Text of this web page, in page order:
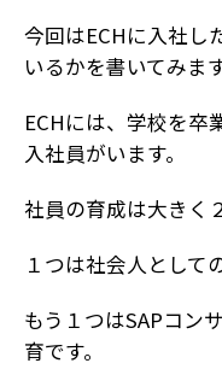
今回はECHに入社し
いるかを書いてみます
ECHには、学校を卒
入社員がいます。
社員の育成は大きく
１つは社会人として
もう１つはSAPコン
育です。